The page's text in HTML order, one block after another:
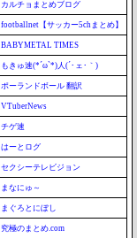
カルチョまとめブログ
footballnet【サッカー5chまとめ】
BABYMETAL TIMES
もきゅ速(*´ω`*)人(´･ェ･｀)
ポーランドボール 翻訳
VTuberNews
チゲ速
はーとログ
セクシーテレビジョン
まなにゅ～
まぐろとにぼし
究極のまとめ.com